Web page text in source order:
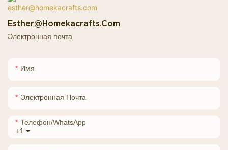
Esther@homekacrafts.com
Электронная почта
Имя
Электронная Почта
+1
Телефон/WhatsApp